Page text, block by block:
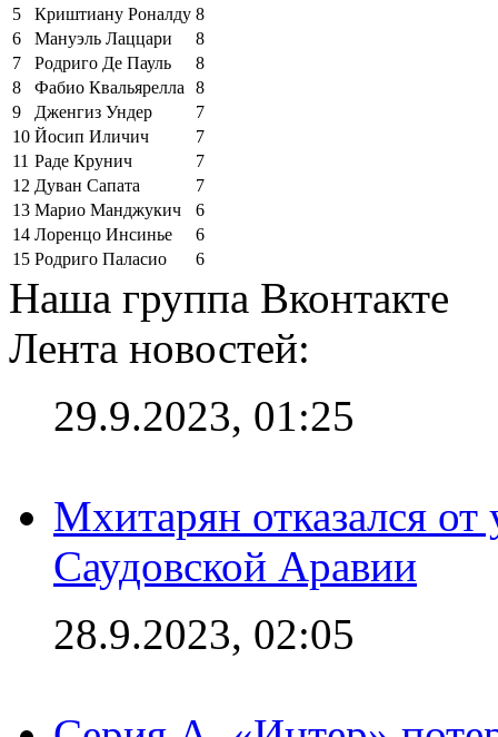
5
Криштиану Роналду 8
6
Мануэль Лаццари
8
7
Родриго Де Пауль
8
8
Фабио Квальярелла
8
9
Дженгиз Ундер
7
10 Йосип Иличич
7
11 Раде Крунич
7
12 Дуван Сапата
7
13 Марио Манджукич
6
14 Лоренцо Инсинье
6
15 Родриго Паласио 6
Наша группа Вконтакте
Лента новостей:
29.9.2023, 01:25
Мхитарян отказался от
Саудовской Аравии
28.9.2023, 02:05